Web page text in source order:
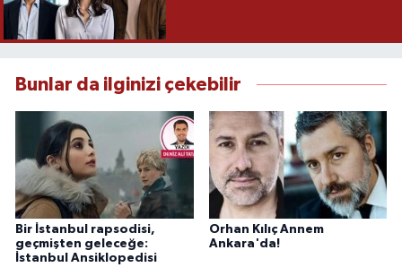
Bunlar da ilginizi çekebilir
Bir İstanbul rapsodisi,
geçmişten geleceğe:
İstanbul Ansiklopedisi
Orhan Kılıç Annem
Ankara'da!